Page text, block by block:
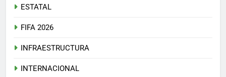
ESTATAL
FIFA 2026
INFRAESTRUCTURA
INTERNACIONAL